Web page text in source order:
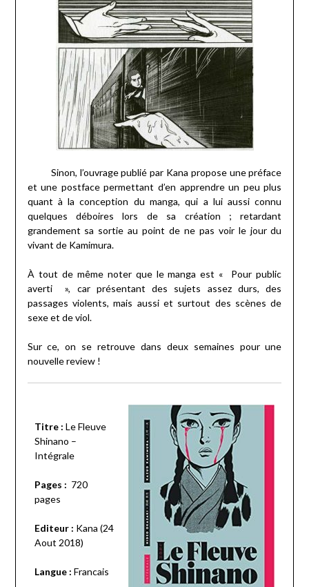
Sinon, l’ouvrage publié par Kana propose une préface
et une postface permettant d’en apprendre un peu plus
quant à la conception du manga, qui a lui aussi connu
quelques déboires lors de sa création ; retardant
grandement sa sortie au point de ne pas voir le jour du
vivant de Kamimura.
À tout de même noter que le manga est « Pour public
averti », car présentant des sujets assez durs, des
passages violents, mais aussi et surtout des scènes de
sexe et de viol.
Sur ce, on se retrouve dans deux semaines pour une
nouvelle review !
Titre : Le Fleuve
Shinano –
Intégrale
Pages : 720
pages
Editeur : Kana (24
Aout 2018)
Langue : Francais